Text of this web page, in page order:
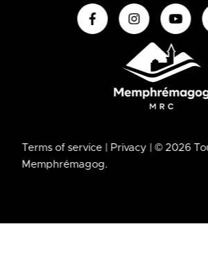
Terms of service | Privacy | © 2026
Memphrémagog.